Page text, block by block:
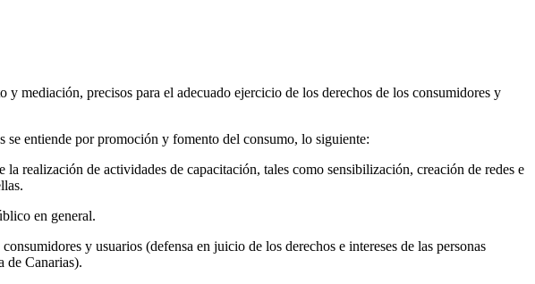
mediación, precisos para el adecuado ejercicio de los derechos de los consumidores y
se entiende por promoción y fomento del consumo, lo siguiente:
realización de actividades de capacitación, tales como sensibilización, creación de redes e
en general.
y usuarios (defensa en juicio de los derechos e intereses de las personas
de Canarias).